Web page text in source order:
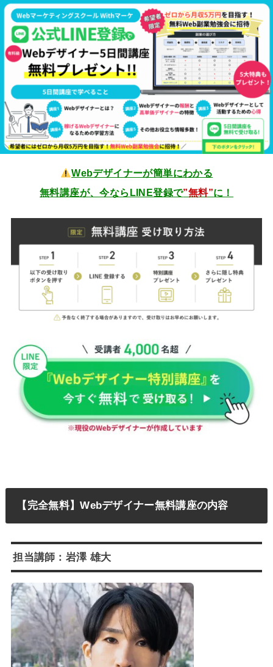
Webデザイナーが簡単にわかる
無料講座が、今ならLINE登録で”無料”に！
【完全無料】Webデザイナー無料講座の内容
担当講師：岩澤 雄大